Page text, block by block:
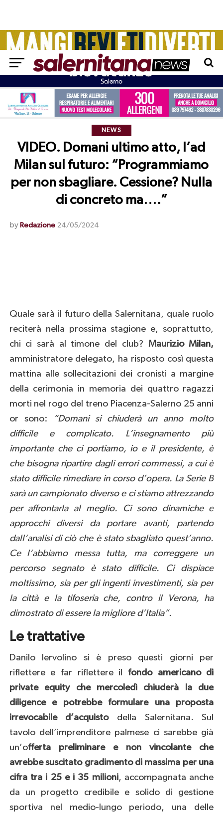
NEWS
VIDEO. Domani ultimo atto, l’ad
Milan sul futuro: “Programmiamo
per non sbagliare. Cessione? Nulla
di concreto ma….”
by Redazione 24/05/2024
Quale sarà il futuro della Salernitana, quale ruolo
reciterà nella prossima stagione e, soprattutto,
chi ci sarà al timone del club? Maurizio Milan,
amministratore delegato, ha risposto così questa
mattina alle sollecitazioni dei cronisti a margine
della cerimonia in memoria dei quattro ragazzi
morti nel rogo del treno Piacenza-Salerno 25 anni
or sono:
“Domani si chiuderà un anno molto
difficile e complicato. L’insegnamento più
importante che ci portiamo, io e il presidente, è
che bisogna ripartire dagli errori commessi, a cui è
stato difficile rimediare in corso d’opera. La Serie B
sarà un campionato diverso e ci stiamo attrezzando
per affrontarla al meglio. Ci sono dinamiche e
approcchi diversi da portare avanti, partendo
dall’analisi di ciò che è stato sbagliato quest’anno.
Ce l’abbiamo messa tutta, ma correggere un
percorso segnato è stato difficile. Ci dispiace
moltissimo, sia per gli ingenti investimenti, sia per
la città e la tifoseria che, contro il Verona, ha
dimostrato di essere la migliore d’Italia”.
Le trattative
Danilo Iervolino si è preso questi giorni per
riflettere e far riflettere il fondo americano di
private equity che mercoledì chiuderà la due
diligence e potrebbe formulare una proposta
irrevocabile d’acquistodella Salernitana. Sul
tavolo dell’imprenditore palmese ci sarebbe già
un’offerta preliminare e non vincolante che
avrebbe suscitato gradimento di massima per una
cifra tra i 25 e i 35 milioni, accompagnata anche
da un progetto credibile e solido di gestione
sportiva nel medio-lungo periodo, una delle